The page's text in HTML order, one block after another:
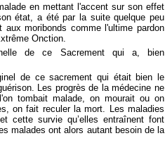
en mettant l'accent sur son effet
état, a été par la suite quelque peu
moribonds comme l'ultime pardon
Onction.
de ce Sacrement qui a, bien
de ce sacrement qui était bien le
Les progrès de la médecine ne
tombait malade, on mourait ou on
on fait reculer la mort. Les maladies
cette survie qu’elles entraînent font
malades ont alors autant besoin de la